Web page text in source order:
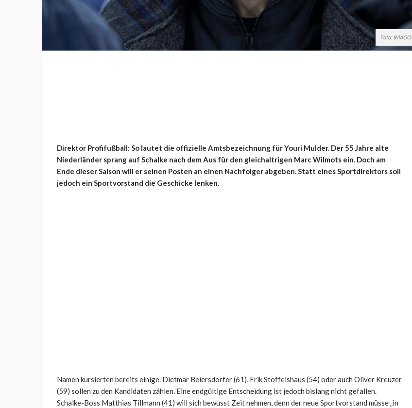
Foto: IMAGO
Direktor Profifußball: So lautet die offizielle Amtsbezeichnung für Youri Mulder. Der 55 Jahre alte
Niederländer sprang auf Schalke nach dem Aus für den gleichaltrigen Marc Wilmots ein. Doch am
Ende dieser Saison will er seinen Posten an einen Nachfolger abgeben. Statt eines Sportdirektors soll
jedoch ein Sportvorstand die Geschicke lenken.
Namen kursierten bereits einige. Dietmar Beiersdorfer (61), Erik Stoffelshaus (54) oder auch Oliver Kreuzer
(59) sollen zu den Kandidaten zählen. Eine endgültige Entscheidung ist jedoch bislang nicht gefallen.
Schalke-Boss Matthias Tillmann (41) will sich bewusst Zeit nehmen, denn der neue Sportvorstand müsse „in